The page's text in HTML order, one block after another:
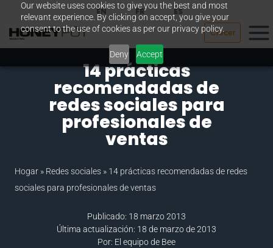
Our website uses cookies to give you the best and most
relevant experience. By clicking on accept, you give your
consent to the use of cookies as per our privacy policy.
Deny Accept
Saltar
contenido
EN FR ES
Crecer
14 prácticas
recomendadas de
redes sociales para
profesionales de
ventas
Hogar » Redes sociales » 14 prácticas recomendadas de redes
sociales para profesionales de ventas
Publicado: 18 marzo 2013
Última actualización: 18 de marzo de 2013
Por: El equipo de Bee